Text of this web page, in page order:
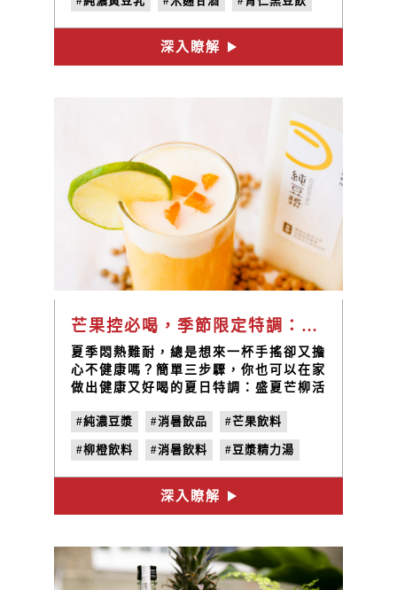
保持清涼舒爽。 再來搭配上清新甜美的
「米麴甘酒」，無酒精添加，自然甘甜，
兼具營養與健康，讓您在炎炎夏日中享受
的好選擇，多重口感的組合，讓您在炎熱
#香香豆纖營養餅 #夏日飲品
#無酒精飲品
深入瞭解
芒果控必喝，季節限定特調：盛夏芒柳活力豆漿｜禾乃川小廚房
夏季悶熱難耐，總是想來一杯手搖卻又擔
心不健康嗎？簡單三步驟，你也可以在家
做出健康又好喝的夏日特調：盛夏芒柳活
撞，在自然香甜的豆奶香中，發現夏日
「新」感覺！
#純濃豆漿 #消暑飲品 #芒果飲料
#柳橙飲料 #消暑飲料 #豆漿精力湯
深入瞭解